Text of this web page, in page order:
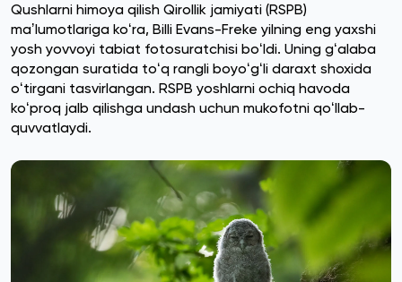
Qushlarni himoya qilish Qirollik jamiyati (RSPB)
maʼlumotlariga koʻra, Billi Evans-Freke yilning eng yaxshi
yosh yovvoyi tabiat fotosuratchisi boʻldi. Uning gʻalaba
qozongan suratida toʻq rangli boyoʻgʻli daraxt shoxida
oʻtirgani tasvirlangan. RSPB yoshlarni ochiq havoda
koʻproq jalb qilishga undash uchun mukofotni qoʻllab-
quvvatlaydi.